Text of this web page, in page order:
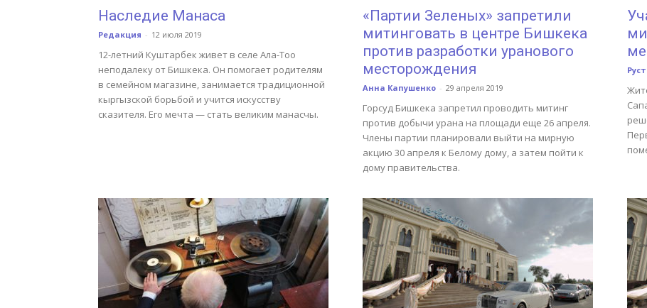
Наследие Манаса
Редакция - 12 июля 2019
12-летний Куштарбек живет в селе Ала-Тоо
неподалеку от Бишкека. Он помогает родителям
в семейном магазине, занимается традиционной
кыргызской борьбой и учится искусству
сказителя. Его мечта — стать великим манасчы.
«Партии Зеленых» запретили
митинговать в центре Бишкека
против разработки уранового
месторождения
Анна Капушенко - 29 апреля 2019
Горсуд Бишкека запретил проводить митинг
против добычи урана на площади еще 26 апреля.
Члены партии планировали выйти на мирную
акцию 30 апреля к Белому дому, а затем пойти к
дому правительства.